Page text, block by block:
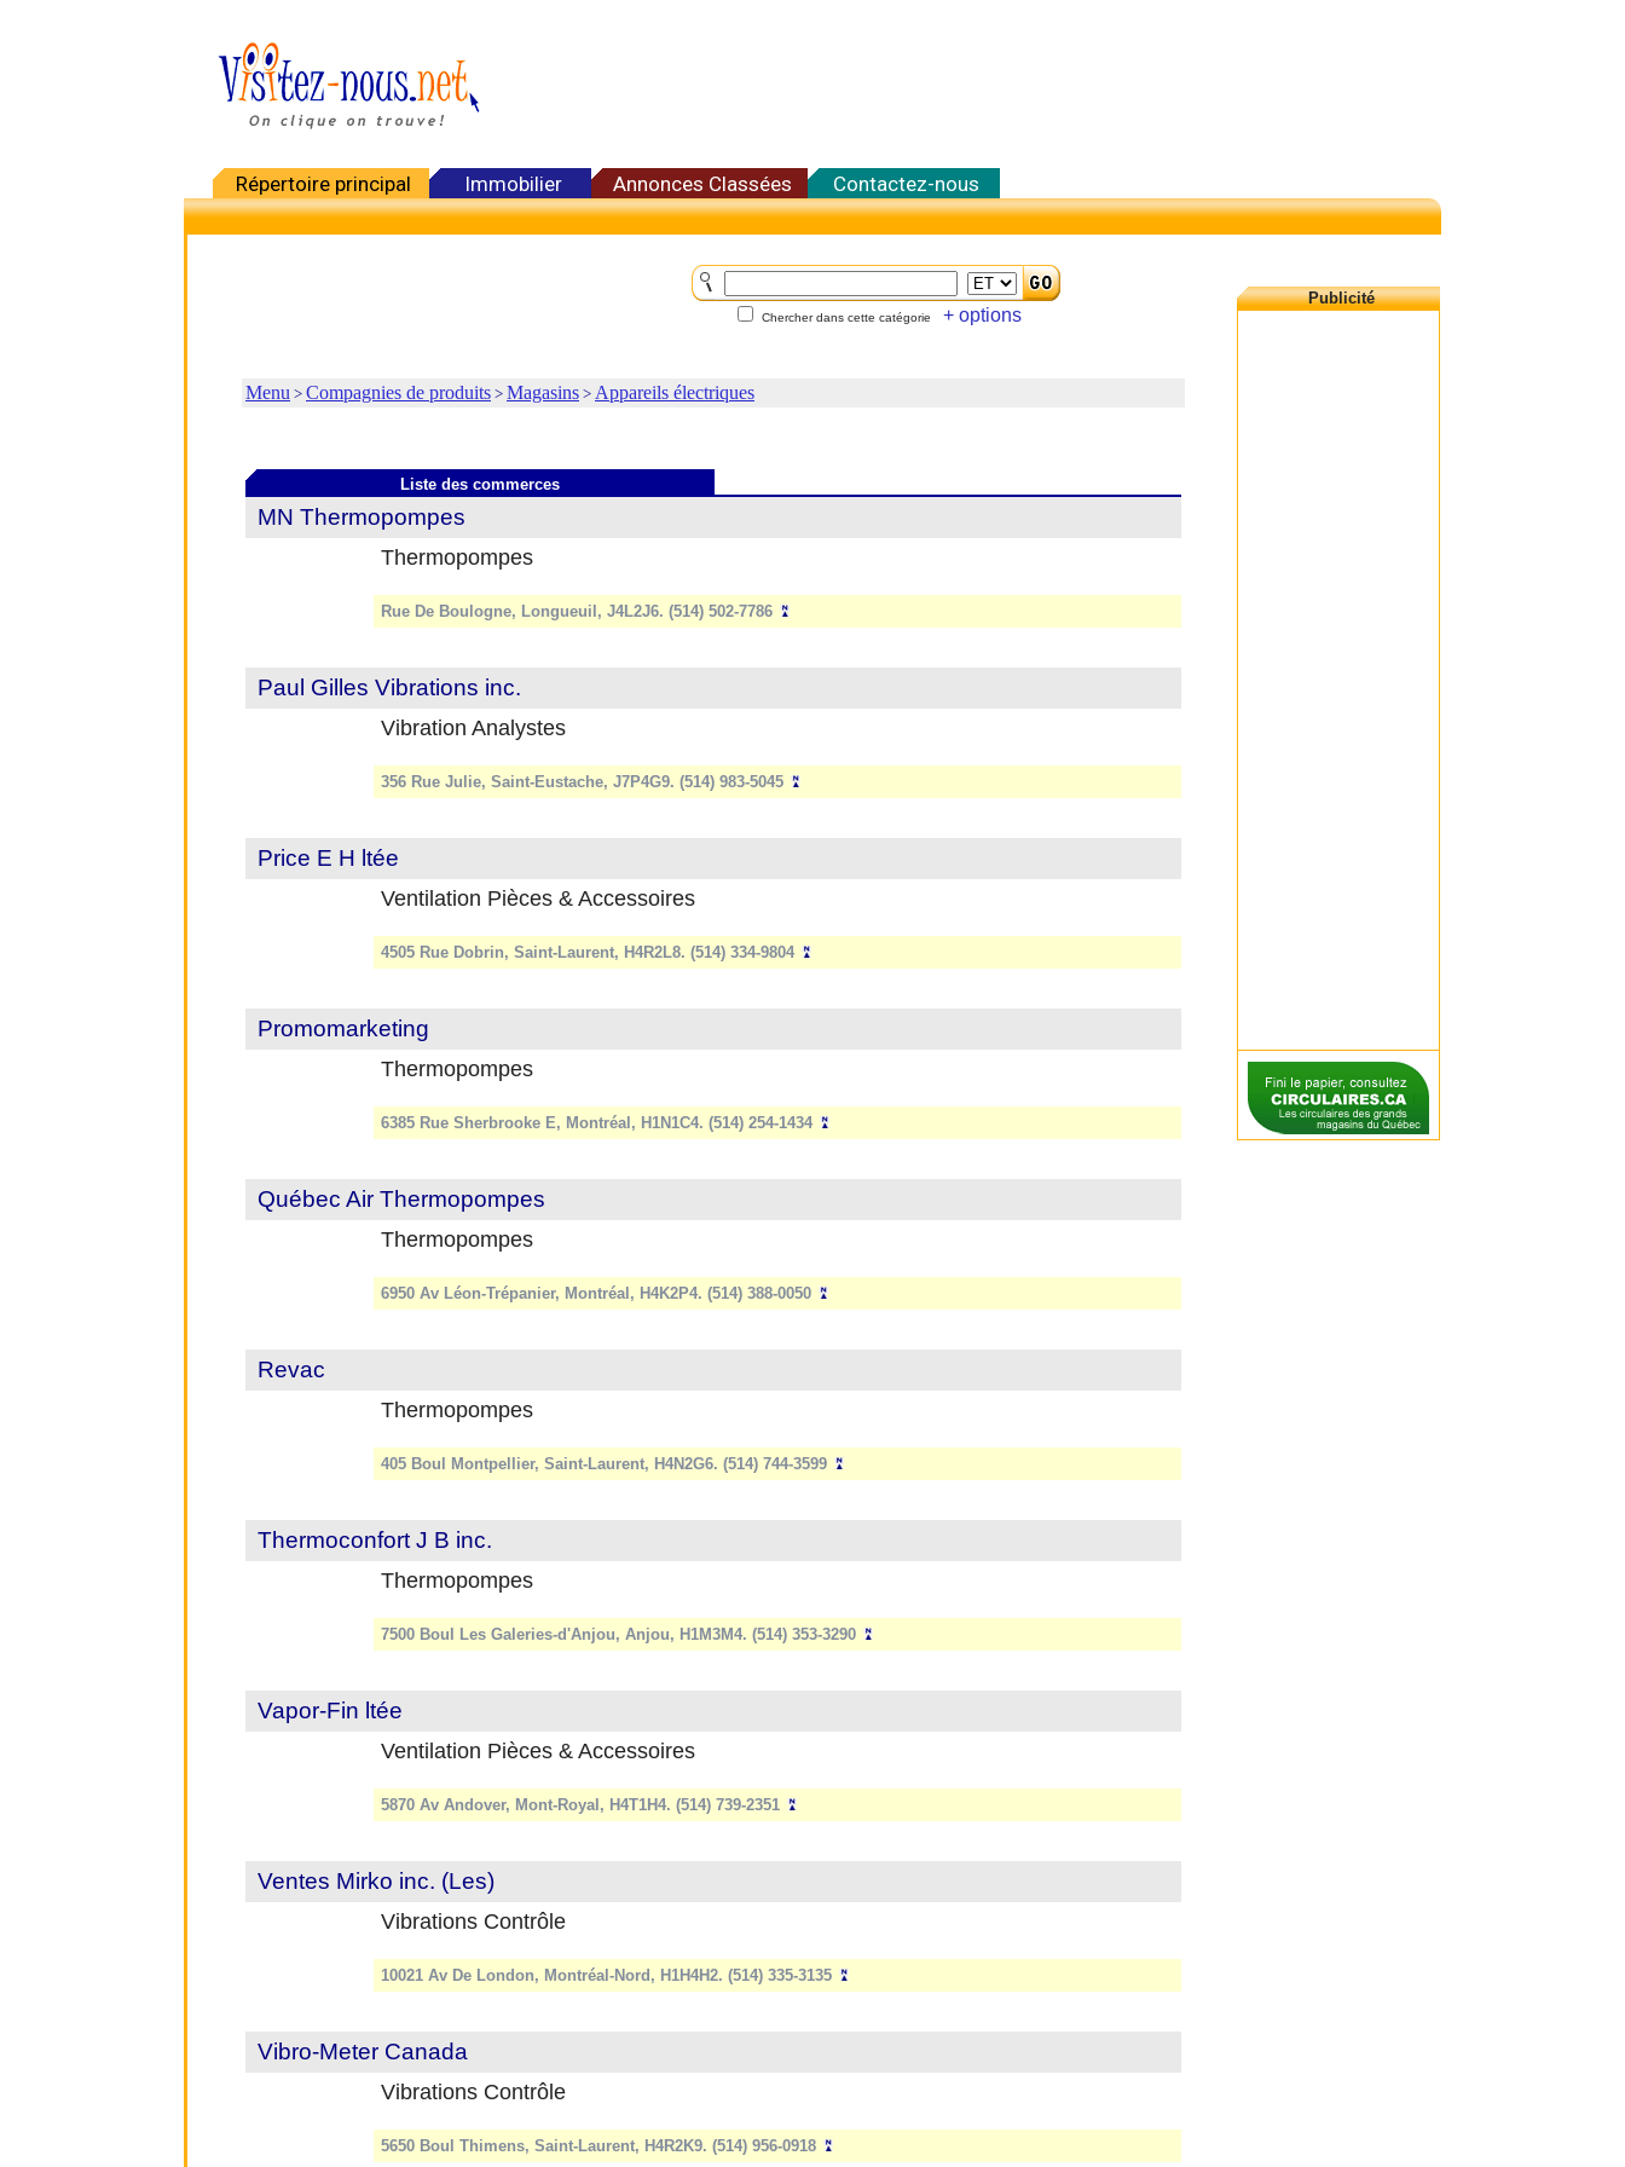
Répertoire principal Immobilier Annonces Classées Contactez-nous
Chercher dans cette catégorie + options
Menu > Compagnies de produits > Magasins > Appareils électriques
Liste des commerces
MN Thermopompes
Thermopompes
Rue De Boulogne, Longueuil, J4L2J6. (514) 502-7786
Paul Gilles Vibrations inc.
Vibration Analystes
356 Rue Julie, Saint-Eustache, J7P4G9. (514) 983-5045
Price E H ltée
Ventilation Pièces & Accessoires
4505 Rue Dobrin, Saint-Laurent, H4R2L8. (514) 334-9804
Promomarketing
Thermopompes
6385 Rue Sherbrooke E, Montréal, H1N1C4. (514) 254-1434
Québec Air Thermopompes
Thermopompes
6950 Av Léon-Trépanier, Montréal, H4K2P4. (514) 388-0050
Revac
Thermopompes
405 Boul Montpellier, Saint-Laurent, H4N2G6. (514) 744-3599
Thermoconfort J B inc.
Thermopompes
7500 Boul Les Galeries-d'Anjou, Anjou, H1M3M4. (514) 353-3290
Vapor-Fin ltée
Ventilation Pièces & Accessoires
5870 Av Andover, Mont-Royal, H4T1H4. (514) 739-2351
Ventes Mirko inc. (Les)
Vibrations Contrôle
10021 Av De London, Montréal-Nord, H1H4H2. (514) 335-3135
Vibro-Meter Canada
Vibrations Contrôle
5650 Boul Thimens, Saint-Laurent, H4R2K9. (514) 956-0918
Publicité